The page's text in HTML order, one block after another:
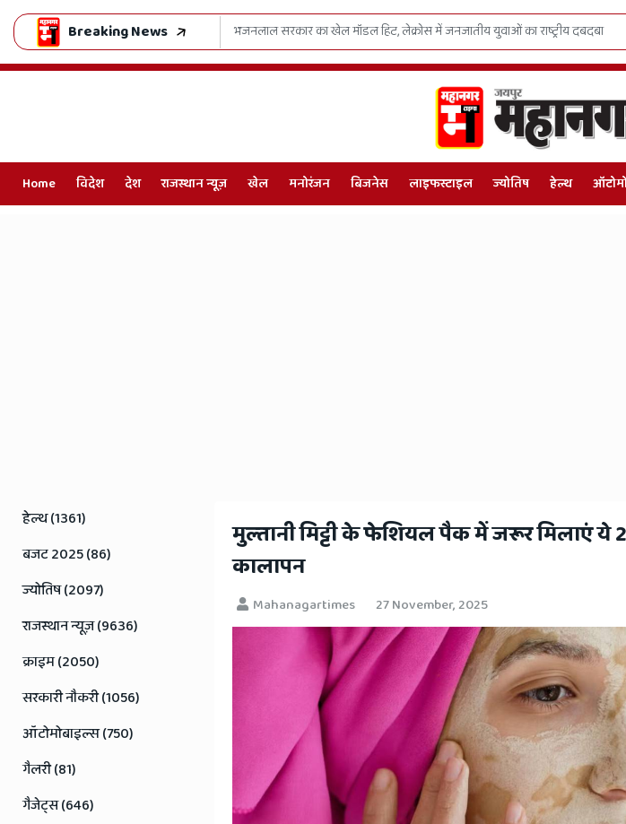
Breaking News
राष्ट्रीय दबदबा जीवनदान की महाक्रांति: एक फैसले से रोशन होंगी 9 जिंदगियां, राजस्थान
Home विदेश देश राजस्थान न्यूज़ खेल मनोरंजन बिजनेस लाइफस्टाइल ज्योतिष हेल्थ
​मुल्तानी मिट्टी के फेशियल पैक में जरूर मिलाएं ये 2
कालापन
Mahanagartimes 27 November, 2025
हेल्थ (1361)
बजट 2025 (86)
ज्योतिष (2097)
राजस्थान न्यूज़ (9636)
क्राइम (2050)
सरकारी नौकरी (1056)
ऑटोमोबाइल्स (750)
गैलरी (81)
गैजेट्स (646)